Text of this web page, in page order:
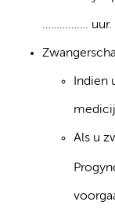
……………. uur.
Indien
Als u